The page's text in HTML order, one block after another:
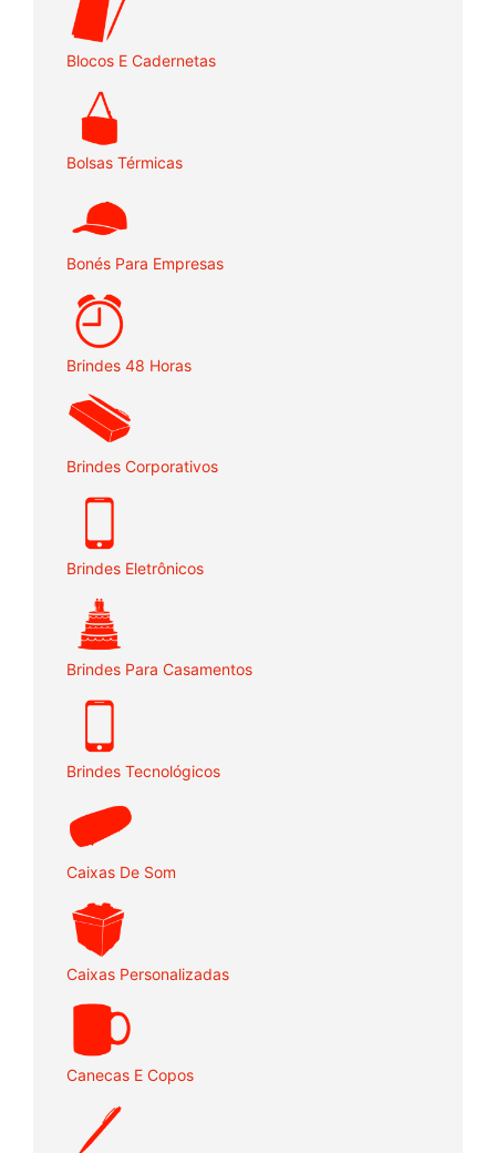
Blocos E Cadernetas
Bolsas Térmicas
Bonés Para Empresas
Brindes 48 Horas
Brindes Corporativos
Brindes Eletrônicos
Brindes Para Casamentos
Brindes Tecnológicos
Caixas De Som
Caixas Personalizadas
Canecas E Copos